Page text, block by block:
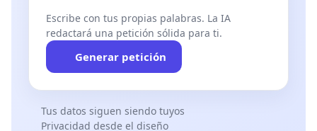
Escribe con tus propias palabras. La IA
redactará una petición sólida para ti.
Generar petición
Tus datos siguen siendo tuyos
Privacidad desde el diseño